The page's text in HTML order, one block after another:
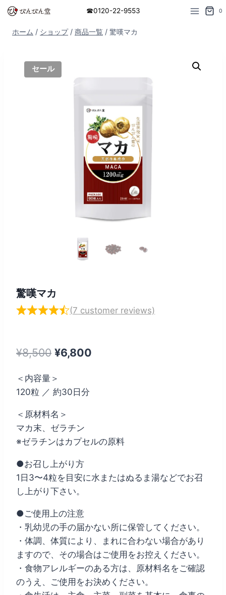
内
☎︎0120-22-9553 0
ホーム / ショップ / 商品一覧 / 驚嘆マカ
セール
驚嘆マカ
(7 customer reviews)
¥8,500 元
価
は
¥8,500
し
た。
¥6,800
は
で
＜内容量＞
120粒 ／ 約30日分
＜原材料名＞
マカ末、ゼラチン
※ゼラチンはカプセルの原料
●お召し上がり方
1日3〜4粒を目安に水またはぬるま湯などでお召
し上がり下さい。
●ご使用上の注意
・乳幼児の手の届かない所に保管してください。
・体調、体質により、まれに合わない場合があり
ますので、その場合はご使用をお控えください。
・食物アレルギーのある方は、原材料名をご確認
のうえ、ご使用をお決めください。